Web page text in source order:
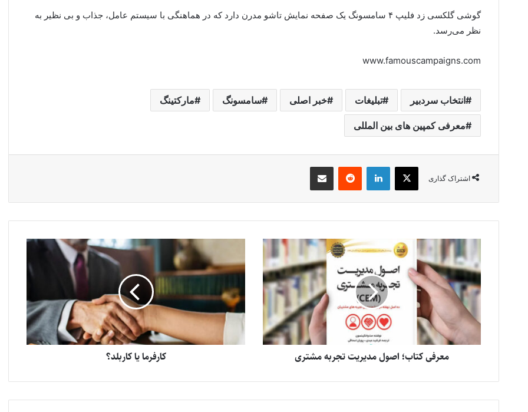
گوشی گلکسی زد فلیپ ۴ سامسونگ یک صفحه نمایش تاشو مدرن دارد که در هماهنگی با سیستم عامل، جذاب و بی نظیر به
نظر می‌رسد.
www.famouscampaigns.com
انتخاب سردبیر تبلیغات خبر اصلی سامسونگ مارکتینگ
معرفی کمپین های بین المللی
اشتراک گذاری
X لینکدین ‫رددیت اشتراک گذاری از طریق ایمیل
معرفی کتاب؛ اصول مدیریت تجربه مشتری کارفرما یا کاربلد؟